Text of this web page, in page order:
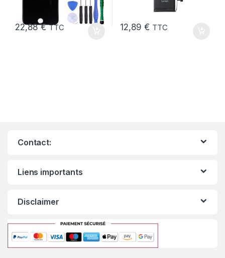
22,88€ TTC 12,89€ TTC
Contact:
Liens importants
Disclaimer